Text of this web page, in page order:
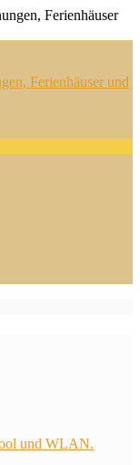
Ferienhäuser und